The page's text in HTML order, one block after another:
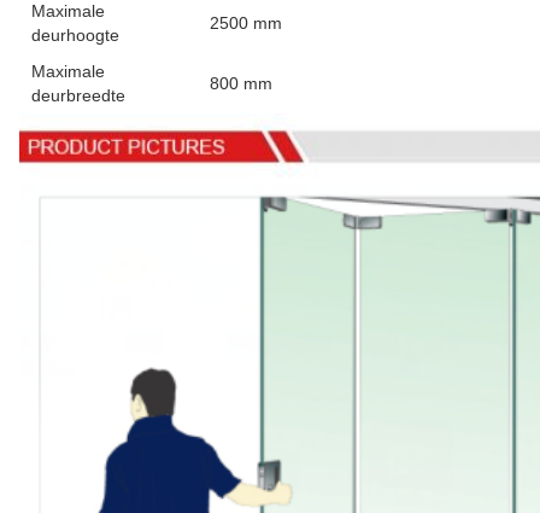
Maximale
deurhoogte
2500 mm
Maximale
deurbreedte
800 mm